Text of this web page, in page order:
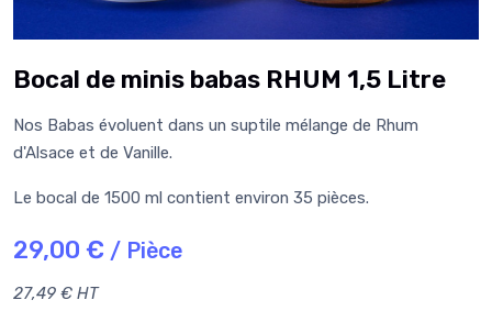
Bocal de minis babas RHUM 1,5 Litre
Nos Babas évoluent dans un suptile mélange de Rhum
d'Alsace et de Vanille.
Le bocal de 1500 ml contient environ 35 pièces.
29,00 € / Pièce
27,49 € HT